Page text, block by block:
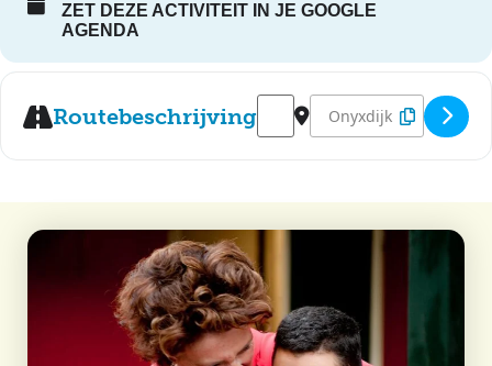
ZET DEZE ACTIVITEIT IN JE GOOGLE
AGENDA
Routebeschrijving
Address - Prokkelen
Destination Address -